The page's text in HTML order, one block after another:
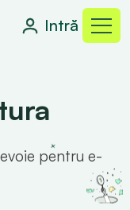
Intră
pentru e-